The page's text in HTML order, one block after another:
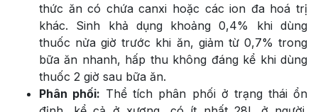
thức ăn có chứa canxi hoặc các ion đa hoá trị
khác. Sinh khả dụng khoảng 0,4% khi dùng
thuốc nửa giờ trước khi ăn, giảm từ 0,7% trong
bữa ăn nhanh, hấp thu không đáng kể khi dùng
thuốc 2 giờ sau bữa ăn.
Phân phối: Thể tích phân phối ở trạng thái ổn